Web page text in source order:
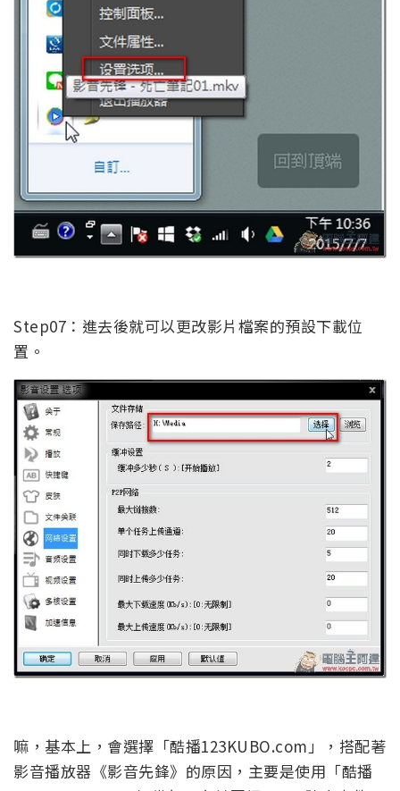
Step07：進去後就可以更改影片檔案的預設下載位
置。
嘛，基本上，會選擇「酷播123KUBO.com」，搭配著
影音播放器《影音先鋒》的原因，主要是使用「酷播